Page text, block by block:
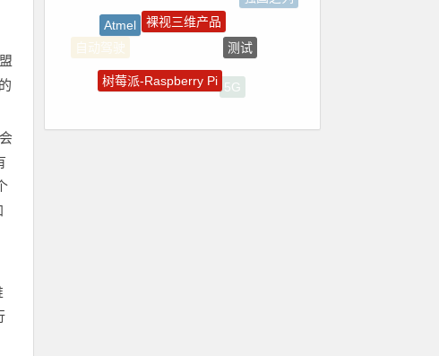
自动驾驶
5G
树莓派-Raspberry Pi